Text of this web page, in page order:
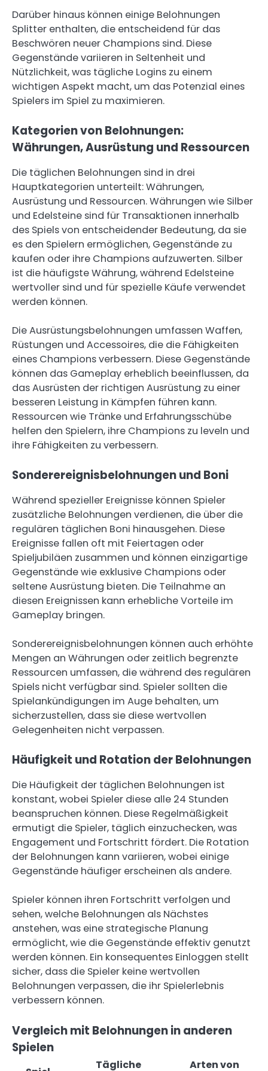
Darüber hinaus können einige Belohnungen
Splitter enthalten, die entscheidend für das
Beschwören neuer Champions sind. Diese
Gegenstände variieren in Seltenheit und
Nützlichkeit, was tägliche Logins zu einem
wichtigen Aspekt macht, um das Potenzial eines
Spielers im Spiel zu maximieren.
Kategorien von Belohnungen:
Währungen, Ausrüstung und Ressourcen
Die täglichen Belohnungen sind in drei
Hauptkategorien unterteilt: Währungen,
Ausrüstung und Ressourcen. Währungen wie Silber
und Edelsteine sind für Transaktionen innerhalb
des Spiels von entscheidender Bedeutung, da sie
es den Spielern ermöglichen, Gegenstände zu
kaufen oder ihre Champions aufzuwerten. Silber
ist die häufigste Währung, während Edelsteine
wertvoller sind und für spezielle Käufe verwendet
werden können.
Die Ausrüstungsbelohnungen umfassen Waffen,
Rüstungen und Accessoires, die die Fähigkeiten
eines Champions verbessern. Diese Gegenstände
können das Gameplay erheblich beeinflussen, da
das Ausrüsten der richtigen Ausrüstung zu einer
besseren Leistung in Kämpfen führen kann.
Ressourcen wie Tränke und Erfahrungsschübe
helfen den Spielern, ihre Champions zu leveln und
ihre Fähigkeiten zu verbessern.
Sonderereignisbelohnungen und Boni
Während spezieller Ereignisse können Spieler
zusätzliche Belohnungen verdienen, die über die
regulären täglichen Boni hinausgehen. Diese
Ereignisse fallen oft mit Feiertagen oder
Spieljubiläen zusammen und können einzigartige
Gegenstände wie exklusive Champions oder
seltene Ausrüstung bieten. Die Teilnahme an
diesen Ereignissen kann erhebliche Vorteile im
Gameplay bringen.
Sonderereignisbelohnungen können auch erhöhte
Mengen an Währungen oder zeitlich begrenzte
Ressourcen umfassen, die während des regulären
Spiels nicht verfügbar sind. Spieler sollten die
Spielankündigungen im Auge behalten, um
sicherzustellen, dass sie diese wertvollen
Gelegenheiten nicht verpassen.
Häufigkeit und Rotation der Belohnungen
Die Häufigkeit der täglichen Belohnungen ist
konstant, wobei Spieler diese alle 24 Stunden
beanspruchen können. Diese Regelmäßigkeit
ermutigt die Spieler, täglich einzuchecken, was
Engagement und Fortschritt fördert. Die Rotation
der Belohnungen kann variieren, wobei einige
Gegenstände häufiger erscheinen als andere.
Spieler können ihren Fortschritt verfolgen und
sehen, welche Belohnungen als Nächstes
anstehen, was eine strategische Planung
ermöglicht, wie die Gegenstände effektiv genutzt
werden können. Ein konsequentes Einloggen stellt
sicher, dass die Spieler keine wertvollen
Belohnungen verpassen, die ihr Spielerlebnis
verbessern können.
Vergleich mit Belohnungen in anderen
Spielen
Tägliche Arten von